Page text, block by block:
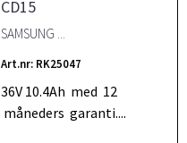
CD15
SAMSUNG ...
Art.nr: RK25047
36V 10.4Ah med 12
måneders garanti....